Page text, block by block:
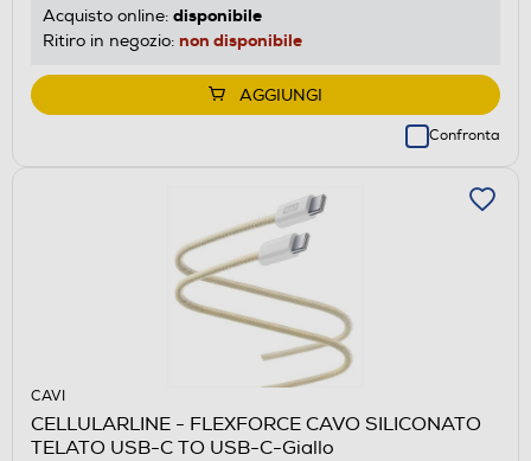
Acquisto online: disponibile
Ritiro in negozio: non disponibile
AGGIUNGI
Confronta
CAVI
CELLULARLINE - FLEXFORCE CAVO SILICONATO
TELATO USB-C TO USB-C-Giallo